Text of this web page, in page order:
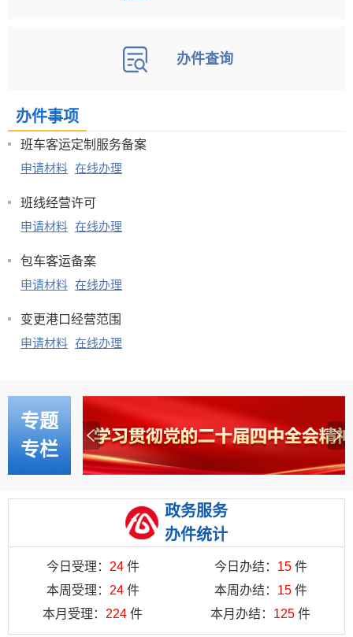
办件查询
办件事项
班车客运定制服务备案
申请材料 在线办理
班线经营许可
申请材料 在线办理
包车客运备案
申请材料 在线办理
变更港口经营范围
申请材料 在线办理
专题
专栏
政务服务
办件统计
今日受理： 24 件 今日办结： 15 件
本周受理： 24 件 本周办结： 15 件
本月受理： 224 件 本月办结： 125 件